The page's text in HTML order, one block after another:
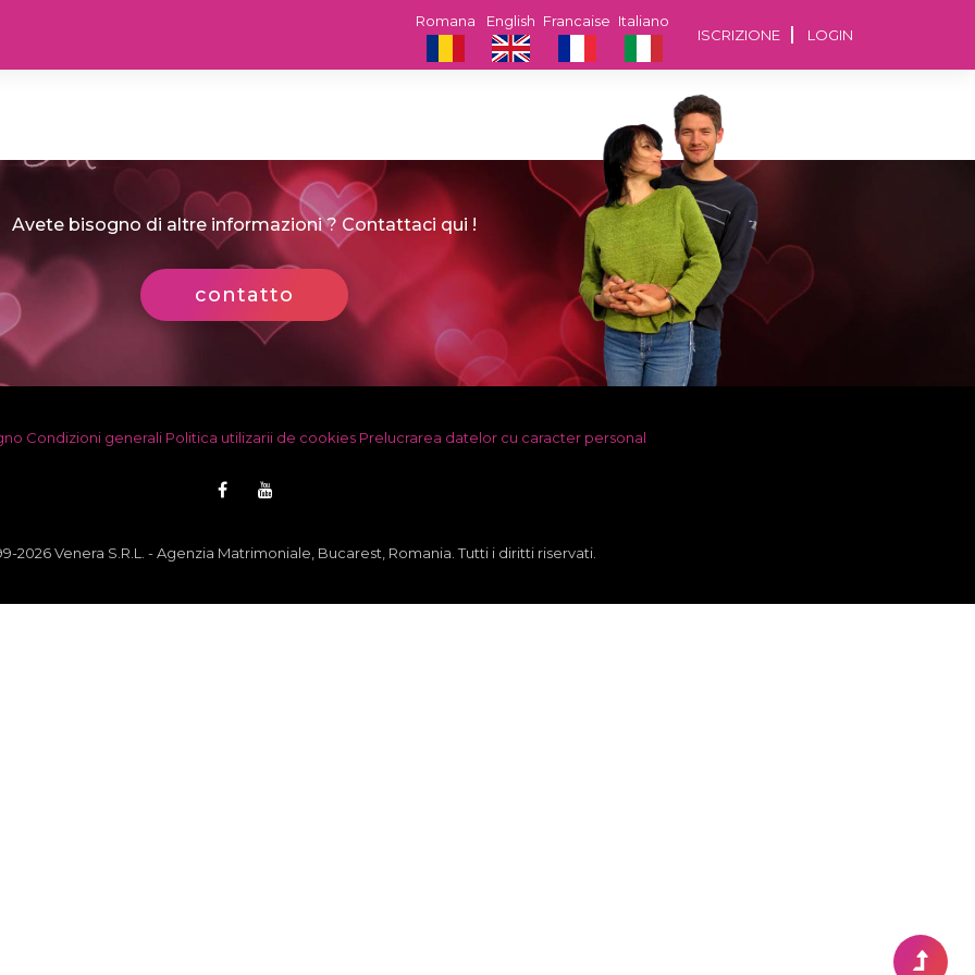
ISCRIZIONE LOGIN
Italiano
Francaise
English
Romana
Avete bisogno di altre informazioni ? Contattaci qui !
contatto
Condizioni generali Politica utilizarii de cookies Prelucrarea datelor cu caracter personal
2026 Venera S.R.L. - Agenzia Matrimoniale, Bucarest, Romania. Tutti i diritti riservati.